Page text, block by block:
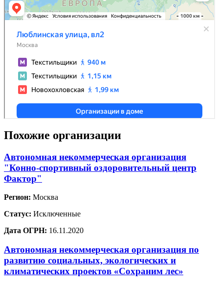
Похожие организации
Автономная некоммерческая организация
"Конно-спортивный оздоровительный центр
Фактор"
Регион: Москва
Статус: Исключенные
Дата ОГРН: 16.11.2020
Автономная некоммерческая организация по
развитию социальных, экологических и
климатических проектов «Сохраним лес»